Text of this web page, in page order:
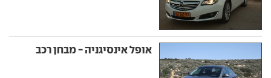
אופל אינסיגניה - מבחן רכב